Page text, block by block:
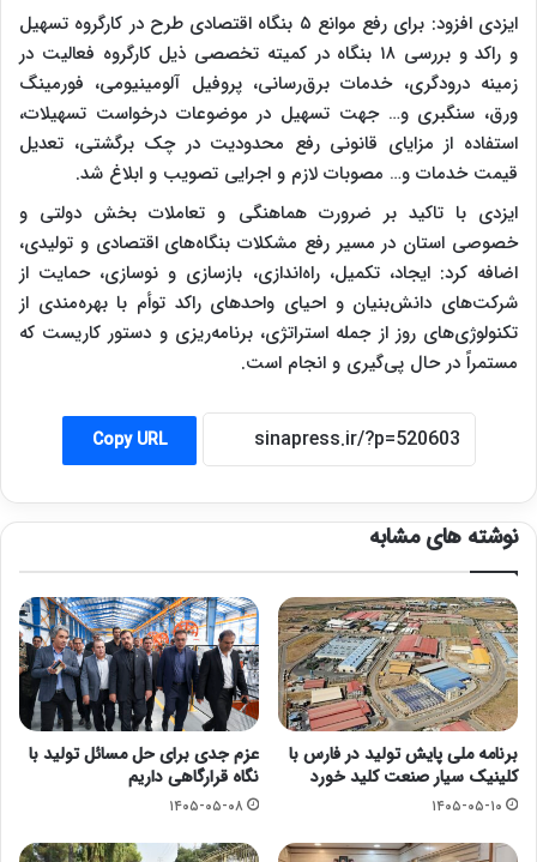
ایزدی افزود: برای رفع موانع ۵ بنگاه اقتصادی طرح در کارگروه تسهیل
و راکد و بررسی ۱۸ بنگاه در کمیته تخصصی ذیل کارگروه فعالیت در
زمینه درودگری، خدمات برق‌رسانی، پروفیل آلومینیومی، فورمینگ
ورق، سنگبری و… جهت تسهیل در موضوعات درخواست تسهیلات،
استفاده از مزایای قانونی رفع محدودیت در چک برگشتی، تعدیل
قیمت خدمات و… مصوبات لازم و اجرایی تصویب و ابلاغ شد.
ایزدی‌ با تاکید بر ضرورت هماهنگی و تعاملات بخش دولتی و
خصوصی استان در مسیر رفع مشکلات بنگاه‌های اقتصادی و تولیدی،
اضافه کرد: ایجاد، تکمیل، راه‌اندازی، بازسازی و نوسازی، حمایت از
شرکت‌های دانش‌بنیان و احیای واحدهای راکد توأم با بهره‌مندی از
تکنولوژی‌های روز از جمله استراتژی، برنامه‌ریزی و دستور کاریست که
مستمراً در حال پی‌گیری و انجام است.
Copy URL
نوشته های مشابه
برنامه ملی پایش تولید در فارس با
کلینیک سیار صنعت کلید خورد
۱۴۰۵-۰۵-۱۰
عزم جدی برای حل مسائل تولید با
نگاه قرارگاهی داریم
۱۴۰۵-۰۵-۰۸